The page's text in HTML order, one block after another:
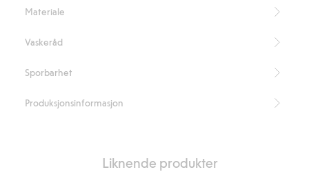
Recycled Polyester
Materiale
Vaskeråd
Sporbarhet
Produksjonsinformasjon
Liknende produkter